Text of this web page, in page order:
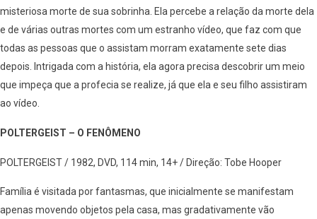
misteriosa morte de sua sobrinha. Ela percebe a relação da morte dela
e de várias outras mortes com um estranho vídeo, que faz com que
todas as pessoas que o assistam morram exatamente sete dias
depois. Intrigada com a história, ela agora precisa descobrir um meio
que impeça que a profecia se realize, já que ela e seu filho assistiram
ao vídeo.
POLTERGEIST – O FENÔMENO
POLTERGEIST / 1982, DVD, 114 min, 14+ / Direção: Tobe Hooper
Família é visitada por fantasmas, que inicialmente se manifestam
apenas movendo objetos pela casa, mas gradativamente vão